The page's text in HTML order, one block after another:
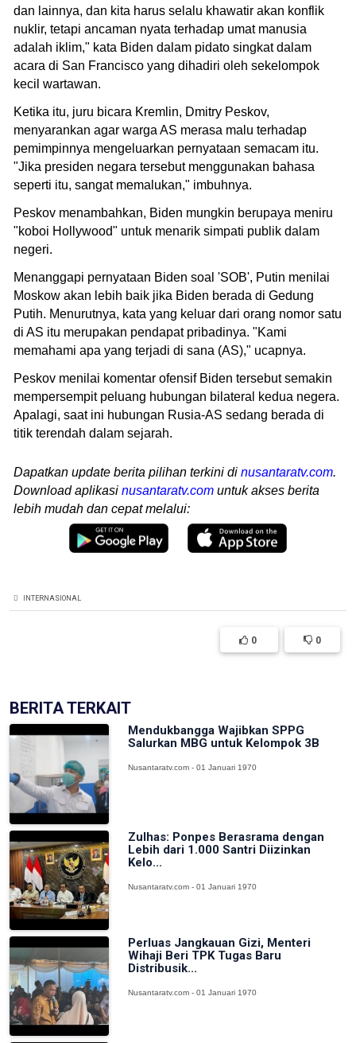
dan lainnya, dan kita harus selalu khawatir akan konflik
nuklir, tetapi ancaman nyata terhadap umat manusia
adalah iklim," kata Biden dalam pidato singkat dalam
acara di San Francisco yang dihadiri oleh sekelompok
kecil wartawan.
Ketika itu, juru bicara Kremlin, Dmitry Peskov,
menyarankan agar warga AS merasa malu terhadap
pemimpinnya mengeluarkan pernyataan semacam itu.
"Jika presiden negara tersebut menggunakan bahasa
seperti itu, sangat memalukan," imbuhnya.
Peskov menambahkan, Biden mungkin berupaya meniru
"koboi Hollywood" untuk menarik simpati publik dalam
negeri.
Menanggapi pernyataan Biden soal 'SOB', Putin menilai
Moskow akan lebih baik jika Biden berada di Gedung
Putih. Menurutnya, kata yang keluar dari orang nomor satu
di AS itu merupakan pendapat pribadinya. "Kami
memahami apa yang terjadi di sana (AS)," ucapnya.
Peskov menilai komentar ofensif Biden tersebut semakin
mempersempit peluang hubungan bilateral kedua negera.
Apalagi, saat ini hubungan Rusia-AS sedang berada di
titik terendah dalam sejarah.
Dapatkan update berita pilihan terkini di nusantaratv.com.
Download aplikasi nusantaratv.com untuk akses berita
lebih mudah dan cepat melalui:
INTERNASIONAL
0 0
BERITA TERKAIT
Mendukbangga Wajibkan SPPG
Salurkan MBG untuk Kelompok 3B
Nusantaratv.com - 01 Januari 1970
Zulhas: Ponpes Berasrama dengan
Lebih dari 1.000 Santri Diizinkan
Kelo...
Nusantaratv.com - 01 Januari 1970
Perluas Jangkauan Gizi, Menteri
Wihaji Beri TPK Tugas Baru
Distribusik...
Nusantaratv.com - 01 Januari 1970